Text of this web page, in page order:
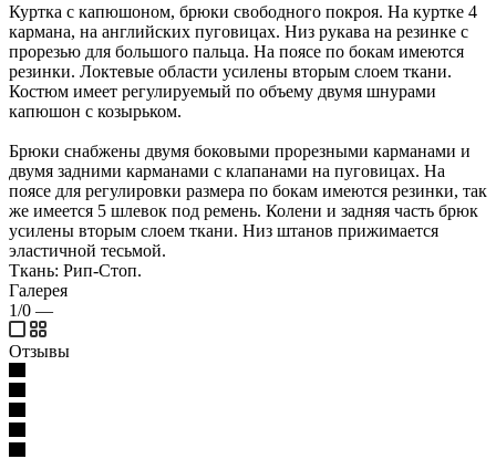
Куртка с капюшоном, брюки свободного покроя. На куртке 4
кармана, на английских пуговицах. Низ рукава на резинке с
прорезью для большого пальца. На поясе по бокам имеются
резинки. Локтевые области усилены вторым слоем ткани.
Костюм имеет регулируемый по объему двумя шнурами
капюшон с козырьком.
Брюки снабжены двумя боковыми прорезными карманами и
двумя задними карманами с клапанами на пуговицах. На
поясе для регулировки размера по бокам имеются резинки, так
же имеется 5 шлевок под ремень. Колени и задняя часть брюк
усилены вторым слоем ткани. Низ штанов прижимается
эластичной тесьмой.
Ткань: Рип-Стоп.
Галерея
1/0 —
Отзывы